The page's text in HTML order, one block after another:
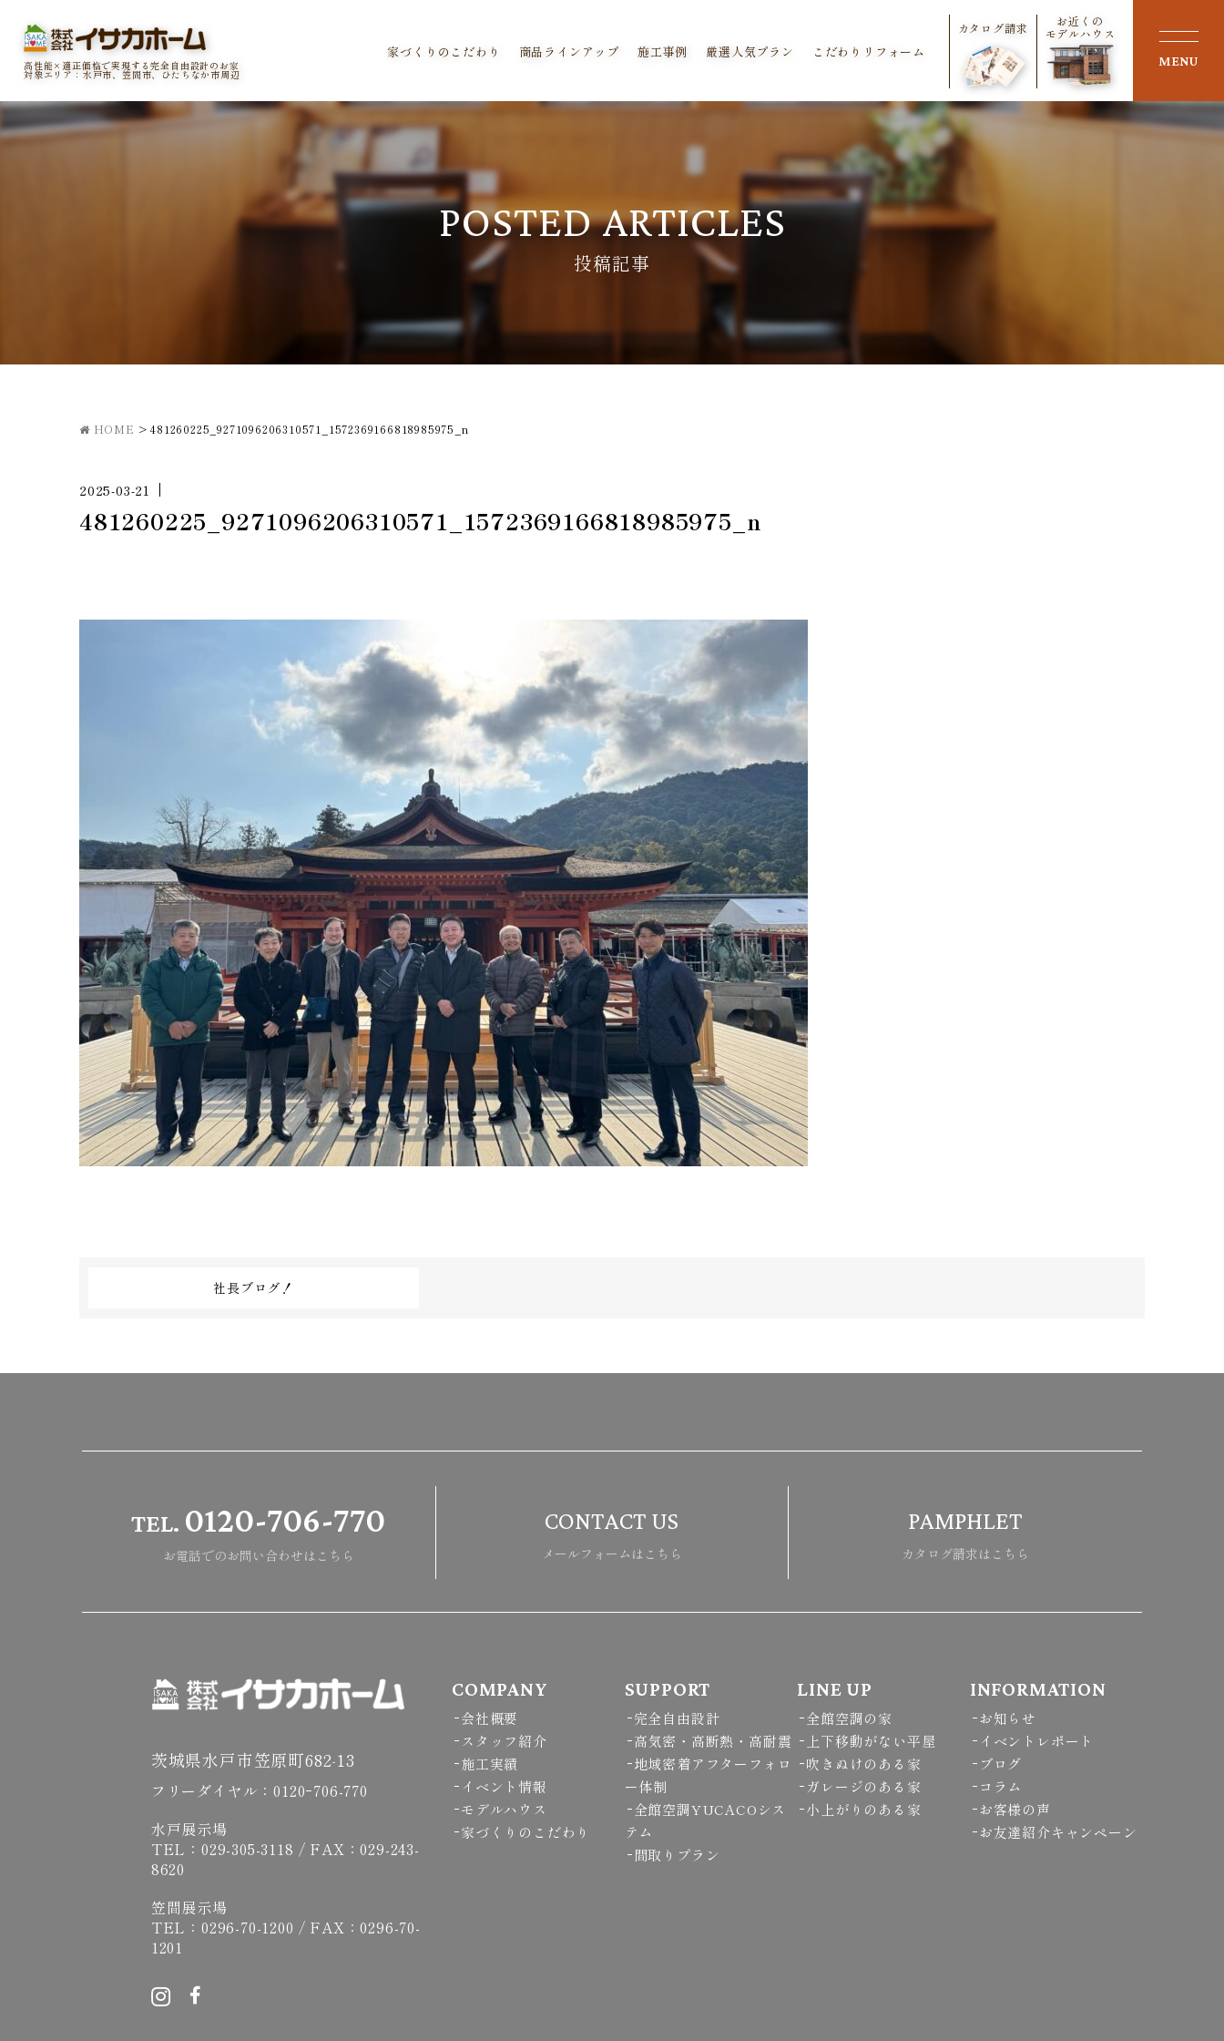
高性能×適正価格で実現する完全自由設計のお家
対象エリア：水戸市、笠間市、ひたちなか市周辺
家づくりのこだわり 商品ラインアップ 施工事例 厳選人気プラン こだわりリフォーム
カタログ請求
お近くの
モデルハウス
POSTED ARTICLES
投稿記事
HOME >481260225_9271096206310571_1572369166818985975_n
2025-03-21
481260225_9271096206310571_1572369166818985975_n
社長ブログ！
茨城県水戸市笠原町682-13
フリーダイヤル：0120ｰ706-770
水戸展示場
TEL：029-305-3118 / FAX：029-243-
8620
笠間展示場
TEL：0296-70-1200 / FAX：0296-70-
1201
TEL. 0120-706-770
お電話でのお問い合わせはこちら
CONTACT US
メールフォームはこちら
PAMPHLET
カタログ請求はこちら
COMPANY
会社概要
スタッフ紹介
施工実績
イベント情報
モデルハウス
家づくりのこだわり
SUPPORT
完全自由設計
高気密・高断熱・高耐震
地域密着アフターフォロ
ー体制
全館空調YUCACOシス
テム
間取りプラン
LINE UP
全館空調の家
上下移動がない平屋
吹きぬけのある家
ガレージのある家
小上がりのある家
INFORMATION
お知らせ
イベントレポート
ブログ
コラム
お客様の声
お友達紹介キャンペーン